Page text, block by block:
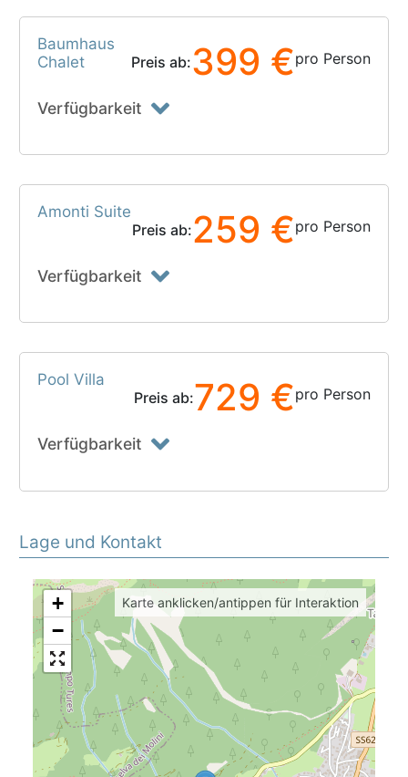
Baumhaus
Chalet
Preis ab:399 €pro Person
Verfügbarkeit
Amonti Suite
Preis ab:259 €pro Person
Verfügbarkeit
Pool Villa
Preis ab:729 €pro Person
Verfügbarkeit
Lage und Kontakt
+
−
Karte anklicken/antippen für Interaktion